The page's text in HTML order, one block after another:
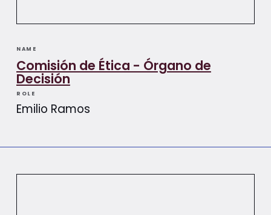
NAME
Comisión de Ética - Órgano de
Decisión
ROLE
Emilio Ramos